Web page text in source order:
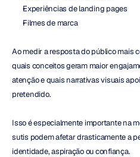
Experiências de landing pages
Filmes de marca
Ao medir a resposta do público mais
quais conceitos geram maior
atenção e quais narrativas visuais
pretendido.
Isso é especialmente importante na
sutis podem afetar drasticamente a
identidade, aspiração ou confiança.